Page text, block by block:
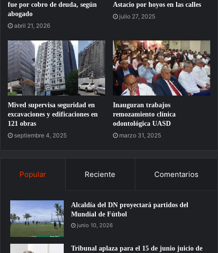
fue por cobro de deuda, según
abogado
abril 21, 2026
Astacio por hoyos en las calles
julio 27, 2025
Mived supervisa seguridad en
excavaciones y edificaciones en
121 obras
septiembre 4, 2025
Inauguran trabajos
remozamiento clínica
odontológica UASD
marzo 31, 2025
Popular Reciente Comentarios
Alcaldía del DN proyectará partidos del
Mundial de Fútbol
junio 10, 2026
Tribunal aplaza para el 15 de junio juicio de